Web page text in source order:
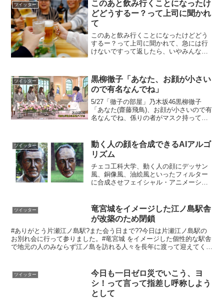
ツイッター
このあと飲み行くことになったけ
どどうするー？って上司に聞かれ
て
このあと飲み行くことになったけどどう
するー？って上司に聞かれて、急には行
けないですって返したら、いやみんな急
ったのに急にいらないって言われる人の
気持ちを考えてみてくだ...
ツイッター
黒柳徹子「あなた、お顔が小さい
ので有名なんでね」
5/27「徹子の部屋」乃木坂46黒柳徹子
「あなた(齋藤飛鳥)、お顔が小さいので有
名なんでね、係りの者がマスク持ってき
くたっく (@tiku...
ツイッター
動く人の顔を合成できるAIアルゴ
リズム
チェコ工科大学、動く人の顔にデッサン
風、銅像風、油絵風といったフィルター
に合成させフェイシャル・アニメーショ
Seamless (@shiropen...
ツイッター
竜宮城をイメージした江ノ島駅舎
が改築のため閉鎖
#ありがとう片瀬江ノ島駅?また会う日まで??今日は片瀬江ノ島駅の
お別れ会に行って参りました。#竜宮城 をイメージした個性的な駅舎
で地元の人のみならず江ノ島を訪れる人々を長年に渡って迎えてくれ
ツイッター
今日も一日ゼロ災でいこう、ヨ
シ！って言って指差し呼称しよう
として